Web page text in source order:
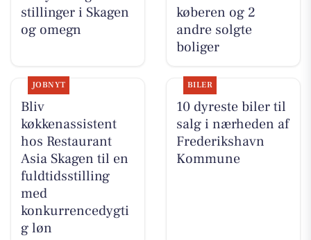
stillinger i Skagen
og omegn
køberen og 2
andre solgte
boliger
JOBNYT
Bliv
køkkenassistent
hos Restaurant
Asia Skagen til en
fuldtidsstilling
med
konkurrencedygti
g løn
BILER
10 dyreste biler til
salg i nærheden af
Frederikshavn
Kommune